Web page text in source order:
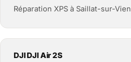
Réparation XPS à Saillat-sur-
DJI DJI Air 2S